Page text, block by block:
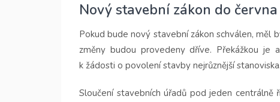
Nový stavební zákon do
Pokud bude nový stavební zákon schválen, měl
změny budou provedeny dříve. Překážkou je
k žádosti o povolení stavby nejrůznější stanoviska.
Sloučení stavebních úřadů pod jeden